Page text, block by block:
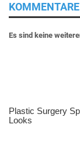
Es sind keine